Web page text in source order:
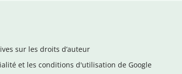
sur les droits d’auteur
et les conditions d'utilisation de Google